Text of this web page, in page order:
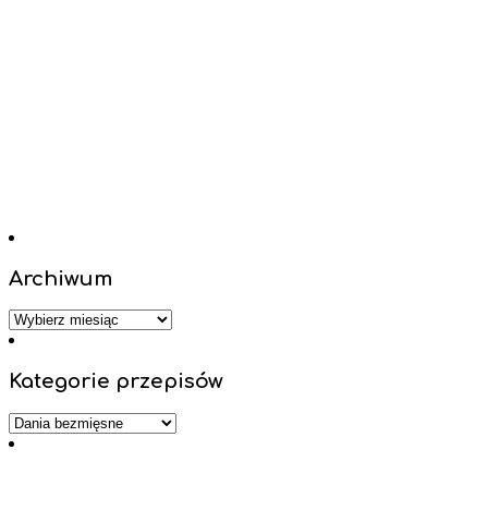
Archiwum
Archiwum
Kategorie przepisów
Kategorie
przepisów